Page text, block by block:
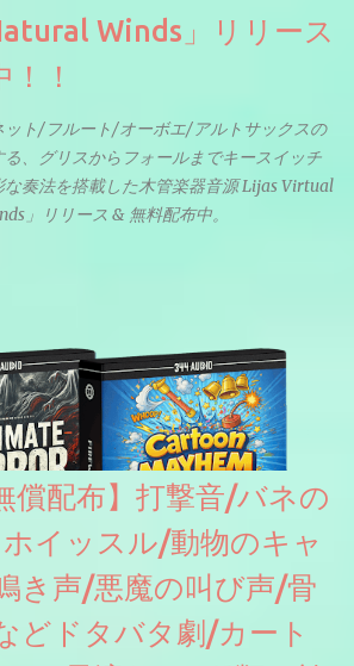
Winds」リリース
！
ット/フルート/オーボエ/アルトサックスの
る、グリスからフォールまでキースイッチ
な奏法を搭載した木管楽器音源 Lijas Virtual
」リリース & 無料配布中。
償配布】打撃音/バネの
イッスル/動物のキャ
き声/悪魔の叫び声/骨
どドタバタ劇/カート